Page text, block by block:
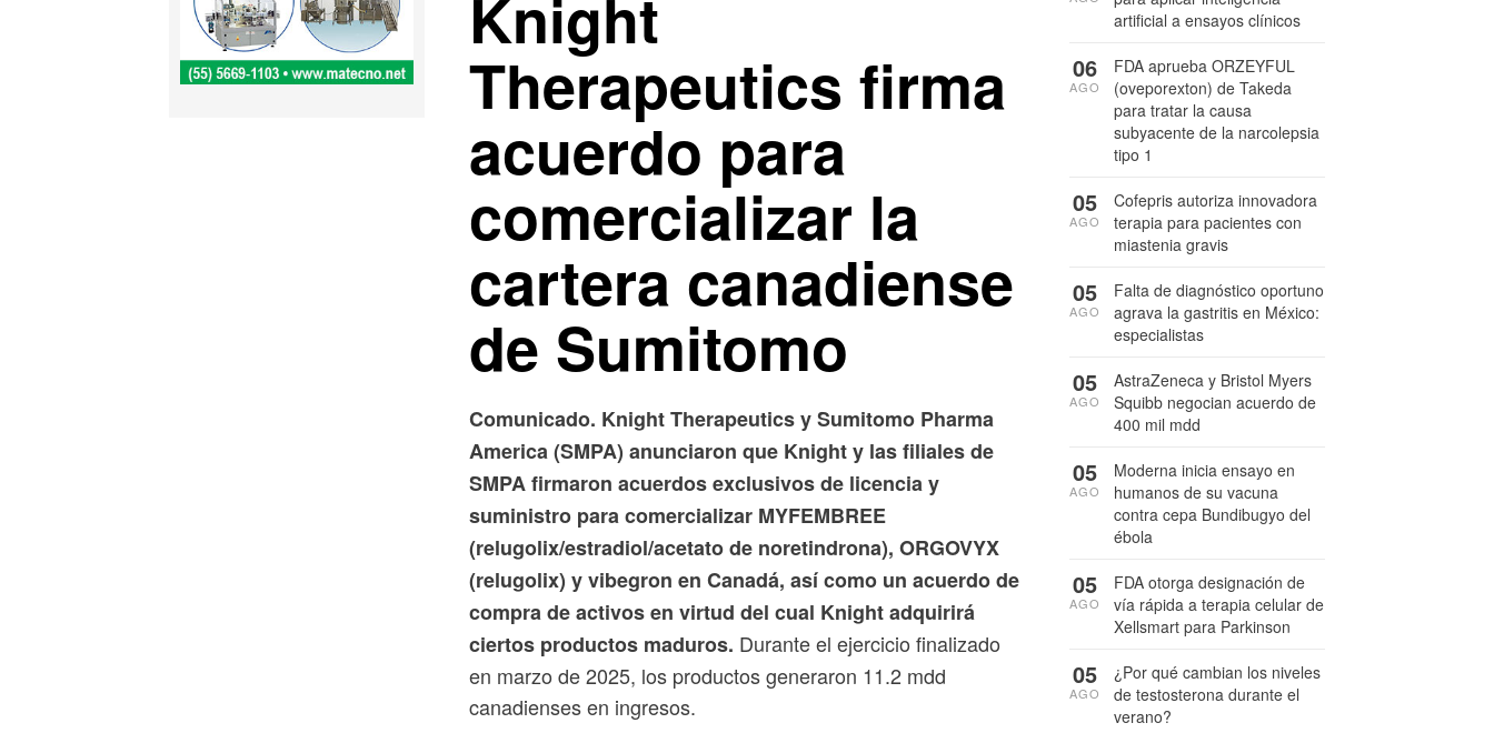
Knight
Therapeutics firma
acuerdo para
comercializar la
cartera canadiense
de Sumitomo
Comunicado. Knight Therapeutics y Sumitomo Pharma
America (SMPA) anunciaron que Knight y las filiales de
SMPA firmaron acuerdos exclusivos de licencia y
suministro para comercializar MYFEMBREE
(relugolix/estradiol/acetato de noretindrona), ORGOVYX
(relugolix) y vibegron en Canadá, así como un acuerdo de
compra de activos en virtud del cual Knight adquirirá
ciertos productos maduros. Durante el ejercicio finalizado
en marzo de 2025, los productos generaron 11.2 mdd
canadienses en ingresos.
artificial a ensayos clínicos
FDA aprueba ORZEYFUL
(oveporexton) de Takeda
para tratar la causa
subyacente de la narcolepsia
tipo 1
06
AGO
Cofepris autoriza innovadora
terapia para pacientes con
miastenia gravis
05
AGO
Falta de diagnóstico oportuno
agrava la gastritis en México:
especialistas
05
AGO
AstraZeneca y Bristol Myers
Squibb negocian acuerdo de
400 mil mdd
05
AGO
Moderna inicia ensayo en
humanos de su vacuna
contra cepa Bundibugyo del
ébola
05
AGO
FDA otorga designación de
vía rápida a terapia celular de
Xellsmart para Parkinson
05
AGO
¿Por qué cambian los niveles
de testosterona durante el
verano?
05
AGO